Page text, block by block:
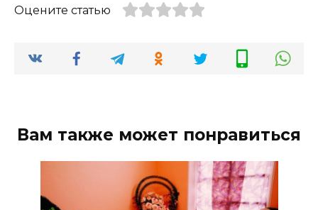
Оцените статью
Вам также может понравиться